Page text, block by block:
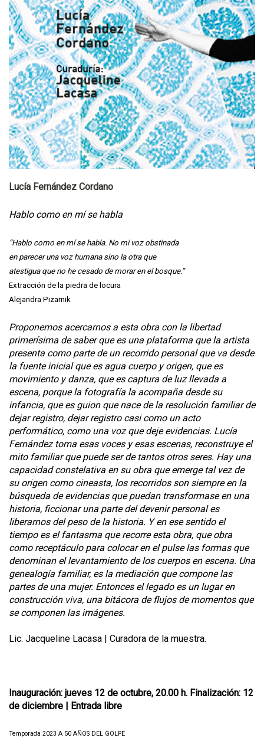
Lucía Fernández Cordano
Hablo como en mí se habla
​​​​​“Hablo como en mí se habla. No mi voz obstinada
en parecer una voz humana sino la otra que
atestigua que no he cesado de morar en el bosque.”
Extracción de la piedra de locura
Alejandra Pizarnik
Proponemos acercarnos a esta obra con la libertad
primerísima de saber que es una plataforma que la artista
presenta como parte de un recorrido personal que va desde
la fuente inicial que es agua cuerpo y origen, que es
movimiento y danza, que es captura de luz llevada a
escena, porque la fotografía la acompaña desde su
infancia, que es guion que nace de la resolución familiar de
dejar registro, dejar registro casi como un acto
performático, como una voz que deje evidencias. Lucía
Fernández toma esas voces y esas escenas, reconstruye el
mito familiar que puede ser de tantos otros seres. Hay una
capacidad constelativa en su obra que emerge tal vez de
su origen como cineasta, los recorridos son siempre en la
búsqueda de evidencias que puedan transformase en una
historia, ficcionar una parte del devenir personal es
liberarnos del peso de la historia. Y en ese sentido el
tiempo es el fantasma que recorre esta obra, que obra
como receptáculo para colocar en el pulse las formas que
denominan el levantamiento de los cuerpos en escena. Una
genealogía familiar, es la mediación que compone las
partes de una mujer. Entonces el legado es un lugar en
construcción viva, una bitácora de flujos de momentos que
se componen las imágenes.
Lic. Jacqueline Lacasa | Curadora de la muestra.
Inauguración: jueves 12 de octubre, 20.00 h. Finalización: 12
de diciembre | Entrada libre
Temporada 2023 A 50 AÑOS DEL GOLPE